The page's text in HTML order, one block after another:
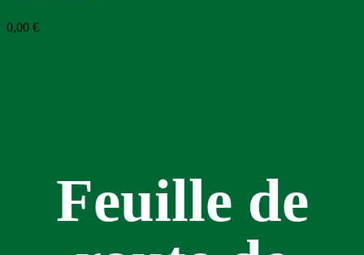
0,00 €
Feuille de